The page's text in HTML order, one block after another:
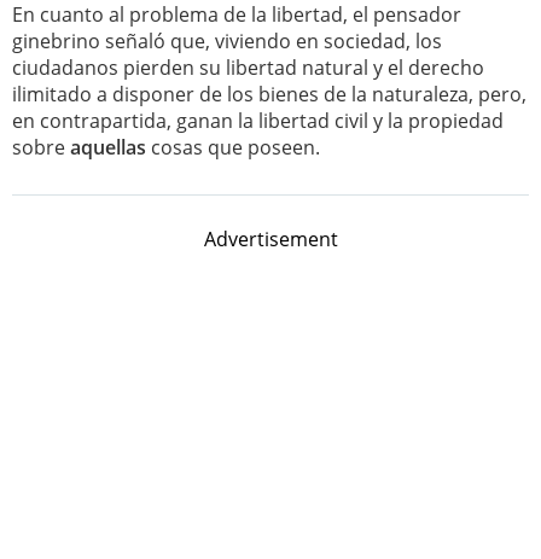
En cuanto al problema de la libertad, el pensador
ginebrino señaló que, viviendo en sociedad, los
ciudadanos pierden su libertad natural y el derecho
ilimitado a disponer de los bienes de la naturaleza, pero,
en contrapartida, ganan la libertad civil y la propiedad
sobreaquellas cosas que poseen.
Advertisement